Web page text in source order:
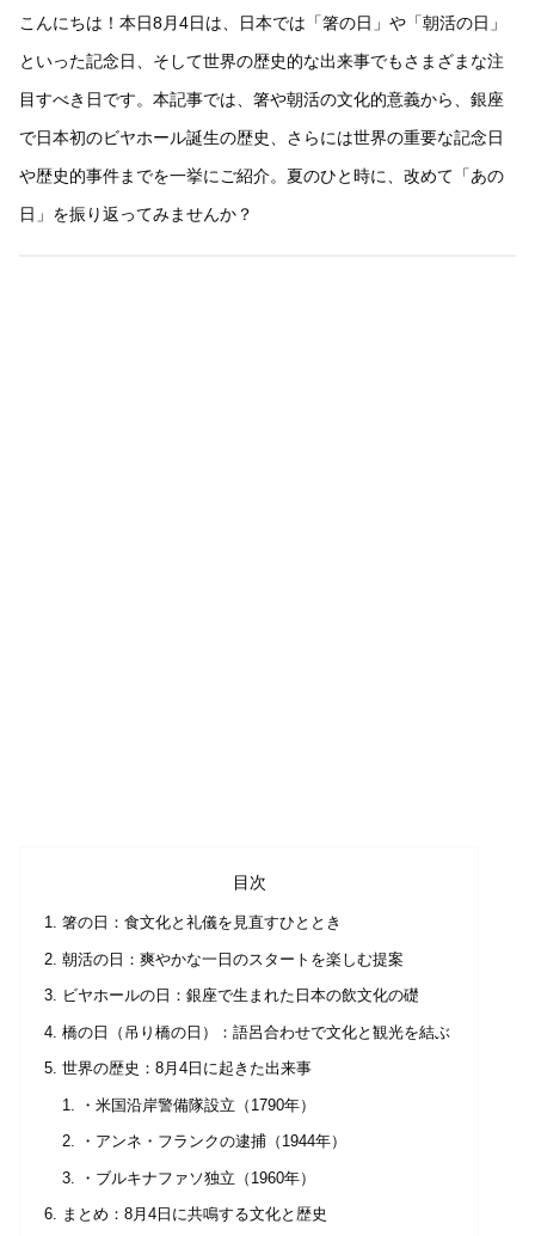
こんにちは！本日8月4日は、日本では「箸の日」や「朝活の日」
といった記念日、そして世界の歴史的な出来事でもさまざまな注
目すべき日です。本記事では、箸や朝活の文化的意義から、銀座
で日本初のビヤホール誕生の歴史、さらには世界の重要な記念日
や歴史的事件までを一挙にご紹介。夏のひと時に、改めて「あの
日」を振り返ってみませんか？
目次
箸の日：食文化と礼儀を見直すひととき
朝活の日：爽やかな一日のスタートを楽しむ提案
ビヤホールの日：銀座で生まれた日本の飲文化の礎
橋の日（吊り橋の日）：語呂合わせで文化と観光を結ぶ
世界の歴史：8月4日に起きた出来事
・米国沿岸警備隊設立（1790年）
・アンネ・フランクの逮捕（1944年）
・ブルキナファソ独立（1960年）
まとめ：8月4日に共鳴する文化と歴史